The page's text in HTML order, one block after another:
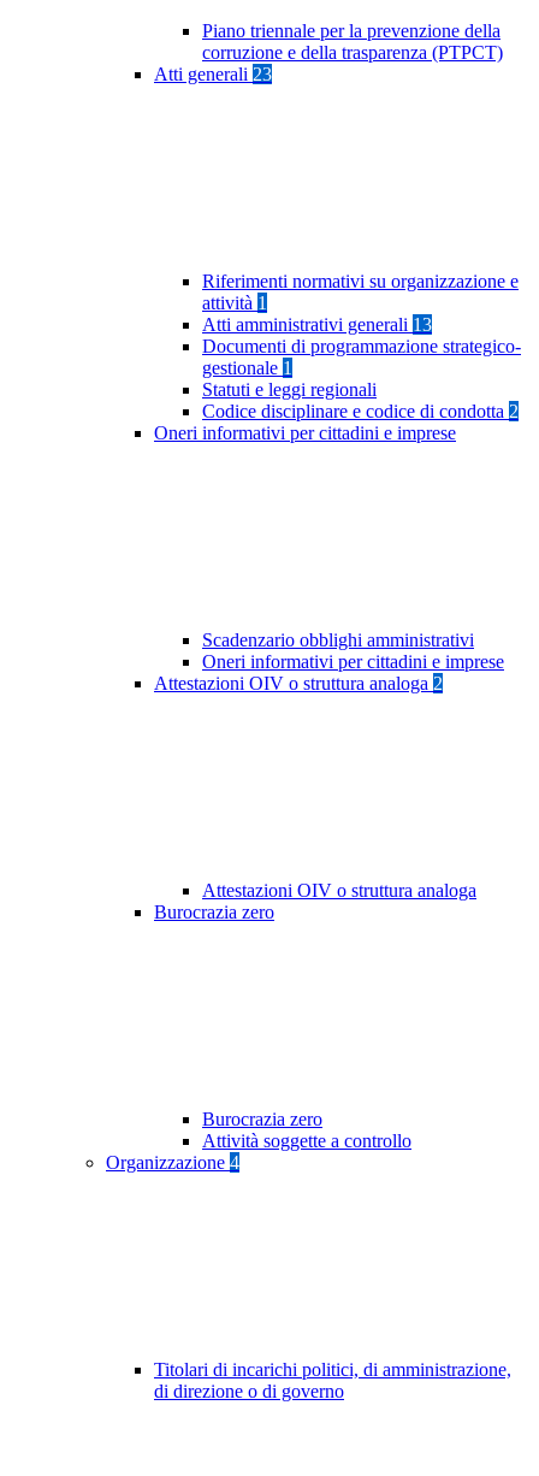
Piano triennale per la prevenzione della
corruzione e della trasparenza (PTPCT)
Atti generali 23
Riferimenti normativi su organizzazione e
attività 1
Atti amministrativi generali 13
Documenti di programmazione strategico-
gestionale 1
Statuti e leggi regionali
Codice disciplinare e codice di condotta 2
Oneri informativi per cittadini e imprese
Scadenzario obblighi amministrativi
Oneri informativi per cittadini e imprese
Attestazioni OIV o struttura analoga 2
Attestazioni OIV o struttura analoga
Burocrazia zero
Burocrazia zero
Attività soggette a controllo
Organizzazione 4
Titolari di incarichi politici, di amministrazione,
di direzione o di governo